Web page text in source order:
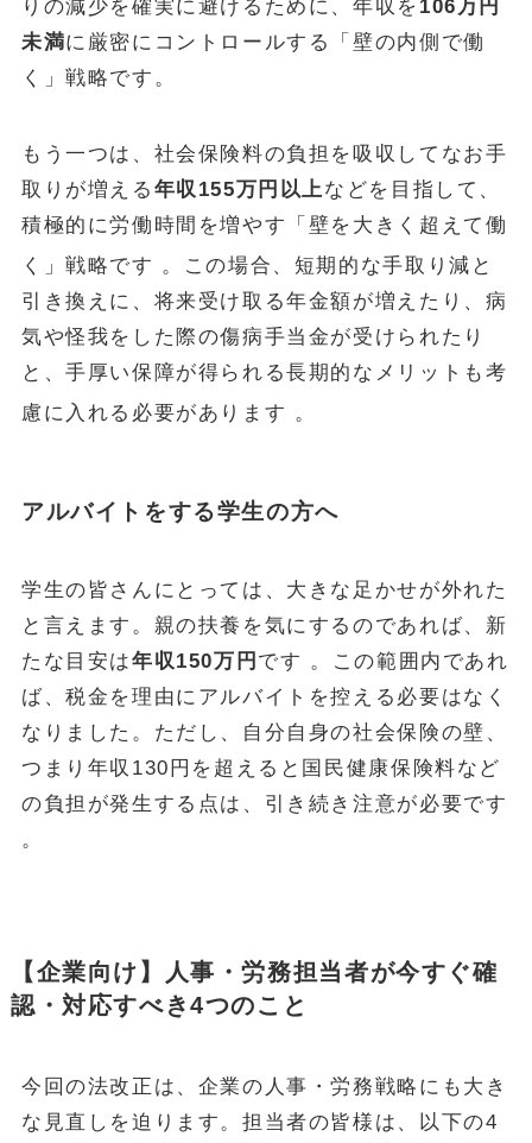
りの減少を確実に避けるために、年収を 106万円
未満に厳密にコントロールする「壁の内側で働
く」戦略です。
もう一つは、社会保険料の負担を吸収してなお手
取りが増える 年収155万円以上などを目指して、
積極的に労働時間を増やす「壁を大きく超えて働
く」戦略です 。この場合、短期的な手取り減と
引き換えに、将来受け取る年金額が増えたり、病
気や怪我をした際の傷病手当金が受けられたり
と、手厚い保障が得られる長期的なメリットも考
慮に入れる必要があります 。
アルバイトをする学生の方へ
学生の皆さんにとっては、大きな足かせが外れた
と言えます。親の扶養を気にするのであれば、新
たな目安は年収150万円 です 。この範囲内であれ
ば、税金を理由にアルバイトを控える必要はなく
なりました。ただし、自分自身の社会保険の壁、
つまり年収130円を超えると国民健康保険料など
の負担が発生する点は、引き続き注意が必要です
。
【企業向け】人事・労務担当者が今すぐ確
認・対応すべき4つのこと
今回の法改正は、企業の人事・労務戦略にも大き
な見直しを迫ります。担当者の皆様は、以下の4